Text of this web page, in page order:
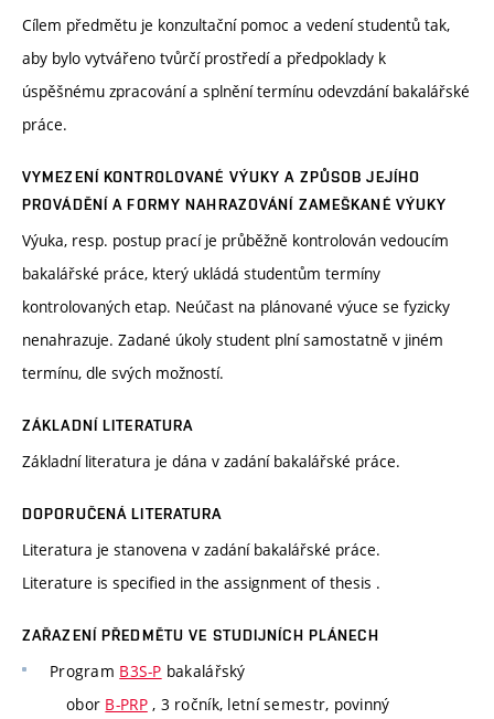
Cílem předmětu je konzultační pomoc a vedení studentů tak,
aby bylo vytvářeno tvůrčí prostředí a předpoklady k
úspěšnému zpracování a splnění termínu odevzdání bakalářské
práce.
VYMEZENÍ KONTROLOVANÉ VÝUKY A ZPŮSOB JEJÍHO
PROVÁDĚNÍ A FORMY NAHRAZOVÁNÍ ZAMEŠKANÉ VÝUKY
Výuka, resp. postup prací je průběžně kontrolován vedoucím
bakalářské práce, který ukládá studentům termíny
kontrolovaných etap. Neúčast na plánované výuce se fyzicky
nenahrazuje. Zadané úkoly student plní samostatně v jiném
termínu, dle svých možností.
ZÁKLADNÍ LITERATURA
Základní literatura je dána v zadání bakalářské práce.
DOPORUČENÁ LITERATURA
Literatura je stanovena v zadání bakalářské práce.
Literature is specified in the assignment of thesis .
ZAŘAZENÍ PŘEDMĚTU VE STUDIJNÍCH PLÁNECH
Program B3S-P bakalářský
obor B-PRP, 3 ročník, letní semestr, povinný